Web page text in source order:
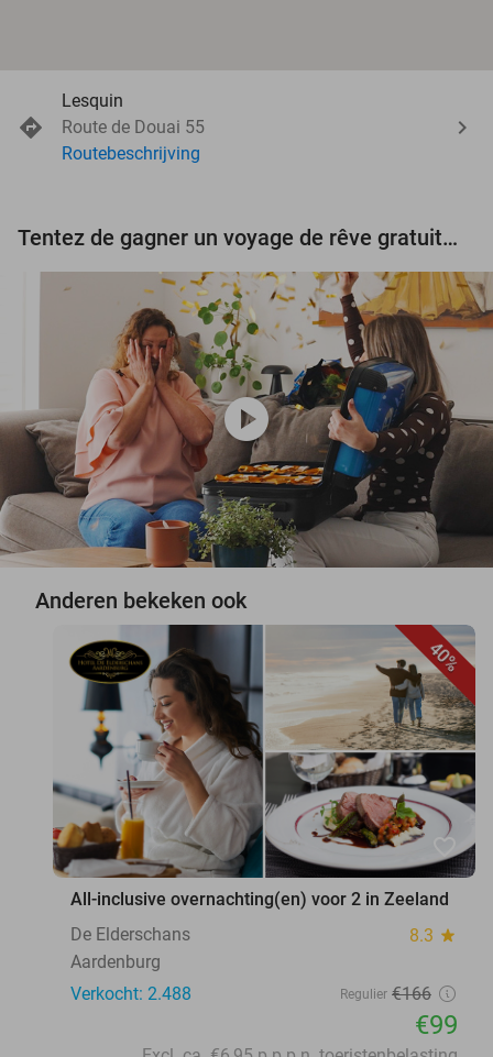
Lesquin
Route de Douai 55
Routebeschrijving
Tentez de gagner un voyage de rêve gratuit d'une valeur de 3.000 € !
play_circle
Anderen bekeken ook
40%
favorite_border
All-inclusive overnachting(en) voor 2 in Zeeland
De Elderschans
8.3 star
Aardenburg
Verkocht: 2.488
Regulier €166
€99